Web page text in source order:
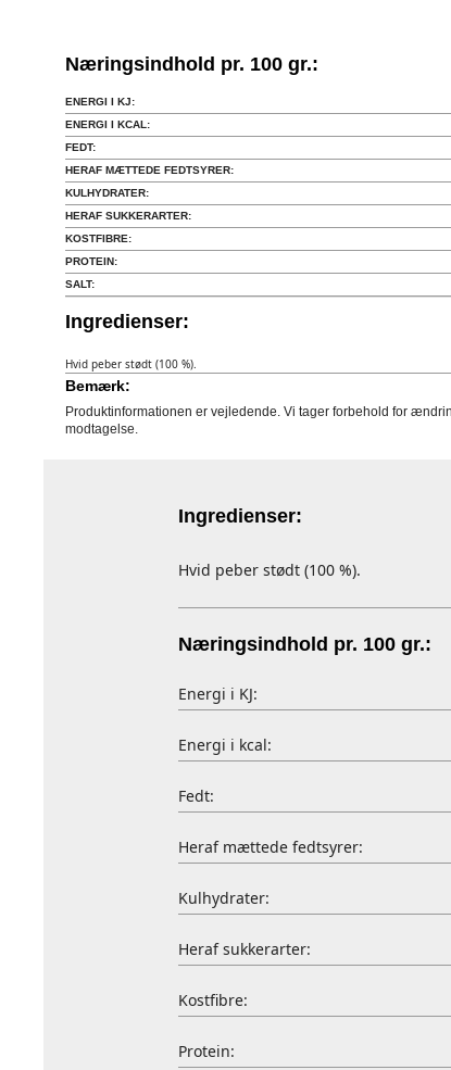
Næringsindhold pr. 100 gr.:
ENERGI I KJ:
ENERGI I KCAL:
FEDT:
HERAF MÆTTEDE FEDTSYRER:
KULHYDRATER:
HERAF SUKKERARTER:
KOSTFIBRE:
PROTEIN:
SALT:
Ingredienser:
Hvid peber stødt (100 %).
Bemærk:
Produktinformationen er vejledende. Vi tager forbehold for
modtagelse.
Ingredienser:
Hvid peber stødt (100 %).
Næringsindhold pr. 100 gr.:
Energi i KJ:
Energi i kcal:
Fedt:
Heraf mættede fedtsyrer:
Kulhydrater:
Heraf sukkerarter:
Kostfibre:
Protein: